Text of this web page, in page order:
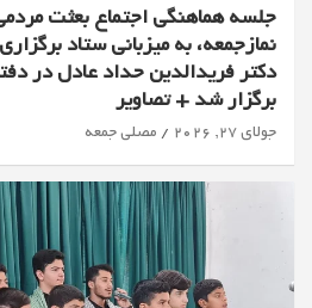
جلسه هماهنگی اجتماع بعثت
نمازجمعه، به میزبانی ستاد
دکتر فریدالدین حداد عادل در
برگزار شد + تصاویر
جولای 27, 2026 مصلی جمعه